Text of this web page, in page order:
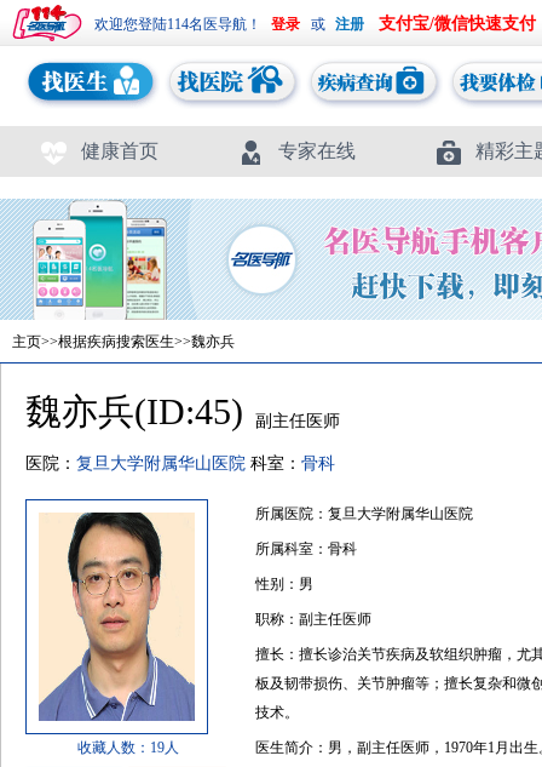
欢迎您登陆114名医导航！ 或 支付宝/微信快速支付
健康首页 专家在线 精彩主
主页>>根据疾病搜索医生>>魏亦兵
魏亦兵(ID:45) 副主任医师
医院： 复旦大学附属华山医院 科室： 骨科
收藏人数：19人
所属医院：复旦大学附属华山医院
所属科室：骨科
性别：男
职称：副主任医师
擅长：擅长诊治关节疾病及软组织肿瘤，尤
板及韧带损伤、关节肿瘤等；擅长复杂和微
技术。
医生简介：男，副主任医师，1970年1月出